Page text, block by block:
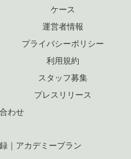
ケース
運営者情報
プライバシーポリシー
利用規約
スタッフ募集
プレスリリース
わせ
｜ アカデミープラン